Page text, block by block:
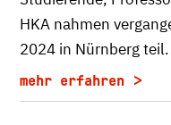
HKA nahmen
2024 in Nürnberg
mehr erfahren